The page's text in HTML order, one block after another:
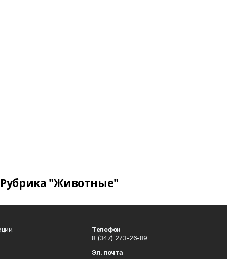
Рубрика "Животные"
Телефон
8 (347) 273-26-89
Эл. почта